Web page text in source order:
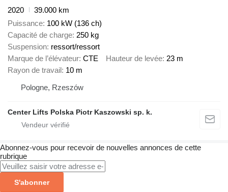
2020
39.000 km
Puissance 100 kW (136 ch)
Capacité de charge 250 kg
Suspension ressort/ressort
Marque de l’élévateur CTE Hauteur de levée 23 m
Rayon de travail 10 m
Pologne, Rzeszów
Center Lifts Polska Piotr Kaszowski sp. k.
Abonnez-vous pour recevoir de nouvelles annonces de cette
rubrique
S'abonner